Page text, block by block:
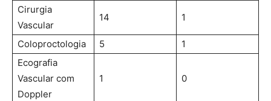
Cirurgia
Vascular
14 1
Coloproctologia 5
1
Ecografia
Vascular com
Doppler
1 0